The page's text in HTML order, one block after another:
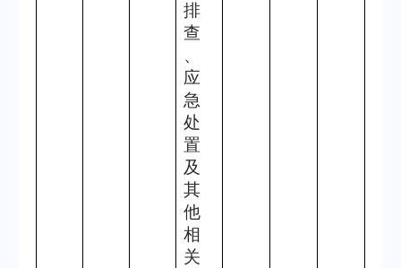
排
查
、
应
急
处
置
及
其
他
相
关